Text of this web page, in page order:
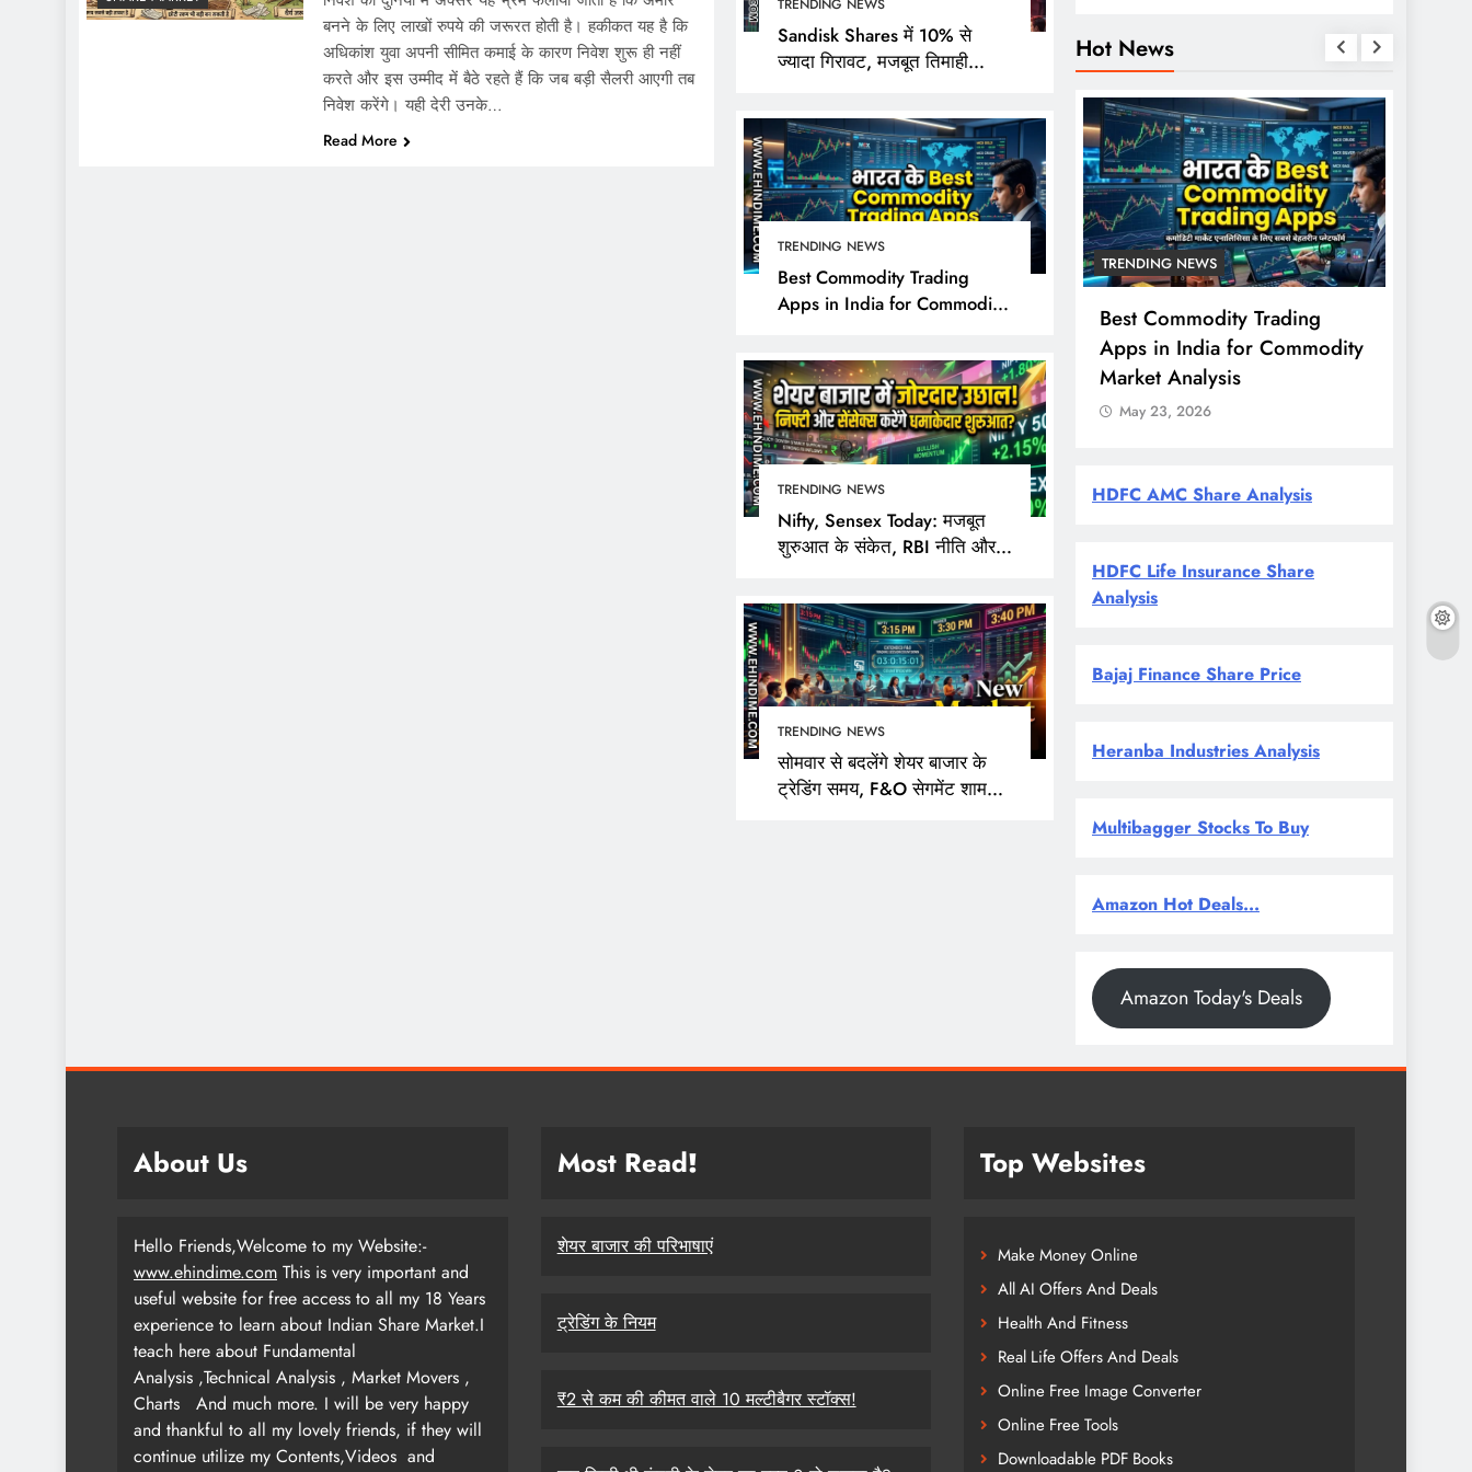
Sandisk Shares में 10% से
ज्यादा गिरावट, मजबूत तिमाही
निराश?
TRENDING NEWS
Best Commodity Trading
Apps in India for Commodity
TRENDING NEWS
Nifty, Sensex Today: मजबूत
शुरुआत के संकेत, RBI नीति और
TRENDING NEWS
सोमवार से बदलेंगे शेयर बाजार के
ट्रेडिंग समय, F&O सेगमेंट शाम
बनने के लिए लाखों रुपये की जरूरत होती है। हकीकत यह है कि
अधिकांश युवा अपनी सीमित कमाई के कारण निवेश शुरू ही नहीं
करते और इस उम्मीद में बैठे रहते हैं कि जब बड़ी सैलरी आएगी तब
निवेश करेंगे। यही देरी उनके…
Read More
Hot News
Sandisk Shares में 10% से ज्यादा
बावजूद निवेशक क्यों हुए निराश?
May 23, 2026
TRENDING NEWS
Best Commodity Trading
Apps in India for Commodity
Market Analysis
May 23, 2026
HDFC AMC Share Analysis
HDFC Life Insurance Share
Analysis
Bajaj Finance Share Price
Heranba Industries Analysis
Multibagger Stocks To Buy
Amazon Hot Deals...
Amazon Today's Deals
About Us
Hello Friends,Welcome to my Website:-
www.ehindime.com This is very important and
useful website for free access to all my 18 Years
experience to learn about Indian Share Market.I
teach here about Fundamental
Analysis ,Technical Analysis , Market Movers ,
Charts
And much more. I will be very happy
and thankful to all my lovely friends, if they will
continue utilize my Contents,Videos and
Most Read!
शेयर बाजार की परिभाषाएं
ट्रेडिंग के नियम
₹2 से कम की कीमत वाले 10 मल्टीबैगर स्टॉक्स!
Top Websites
Make Money Online
All AI Offers And Deals
Health And Fitness
Real Life Offers And Deals
Online Free Image Converter
Online Free Tools
Downloadable PDF Books